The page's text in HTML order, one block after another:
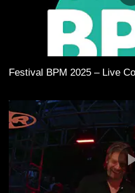
Festival BPM 2025 – Live